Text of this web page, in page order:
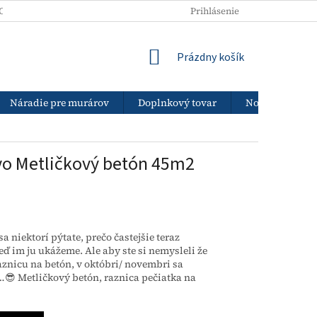
PODMIENKY PODMIENKY OCHRANY OSOBNÝCH ÚDAJOV
Prihlásenie
NÁKUPNÝ
Prázdny košík
Náradie pre murárov Doplnkový tovar
Nový tovar
Metličkový betón 45m2
niektorí pýtate, prečo častejšie teraz
im ju ukážeme. Ale aby ste si nemysleli že
na betón, v októbri/ novembri sa
Metličkový betón, raznica pečiatka na